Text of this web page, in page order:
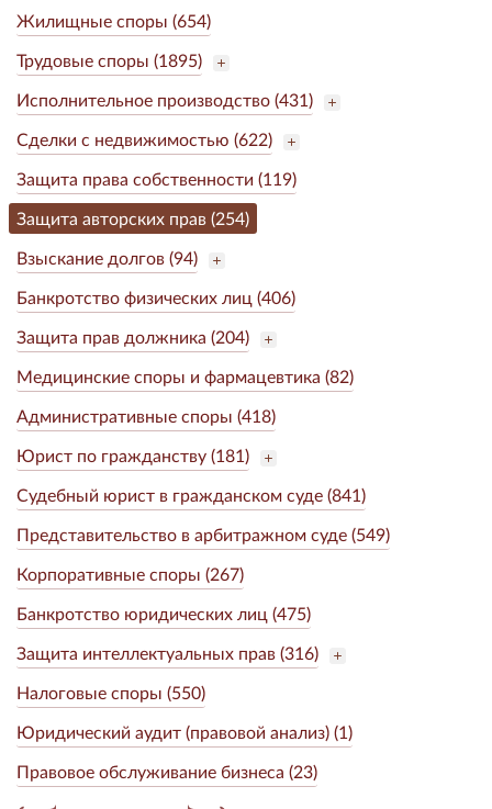
Жилищные споры (654)
Трудовые споры (1895)
Исполнительное производство (431)
Сделки с недвижимостью (622)
Защита права собственности (119)
Защита авторских прав (254)
Взыскание долгов (94)
Банкротство физических лиц (406)
Защита прав должника (204)
Медицинские споры и фармацевтика (82)
Административные споры (418)
Юрист по гражданству (181)
Судебный юрист в гражданском суде (841)
Представительство в арбитражном суде (549)
Корпоративные споры (267)
Банкротство юридических лиц (475)
Защита интеллектуальных прав (316)
Налоговые споры (550)
Юридический аудит (правовой анализ) (1)
Правовое обслуживание бизнеса (23)